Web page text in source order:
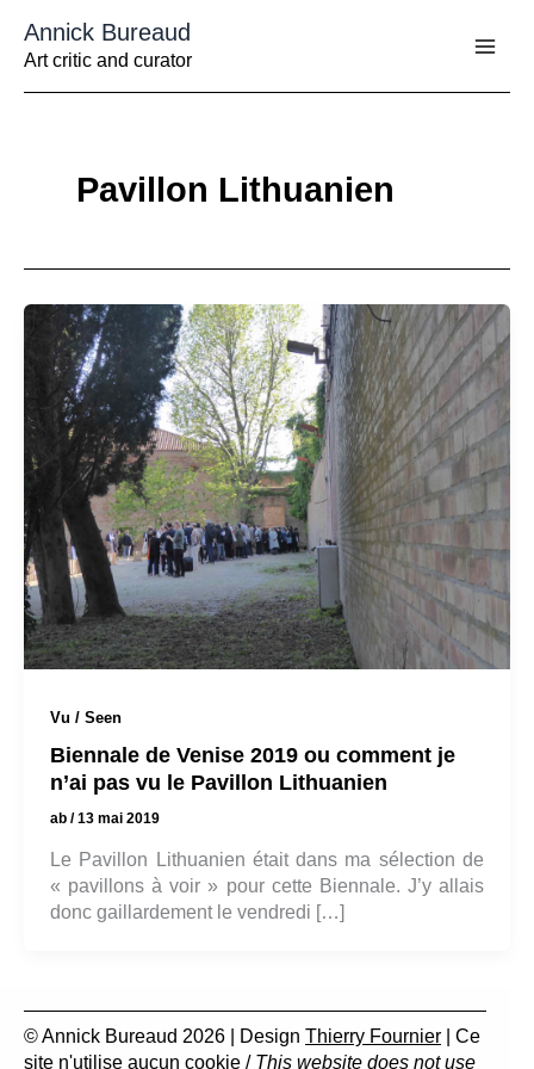
contenu
Annick Bureaud
Art critic and curator
Pavillon Lithuanien
Vu / Seen
Biennale de Venise 2019 ou comment je
n’ai pas vu le Pavillon Lithuanien
ab /13 mai 2019
Le Pavillon Lithuanien était dans ma sélection de
« pavillons à voir » pour cette Biennale. J’y allais
donc gaillardement le vendredi […]
© Annick Bureaud 2026 | Design Thierry Fournier | Ce
site n'utilise aucun cookie / This website does not use